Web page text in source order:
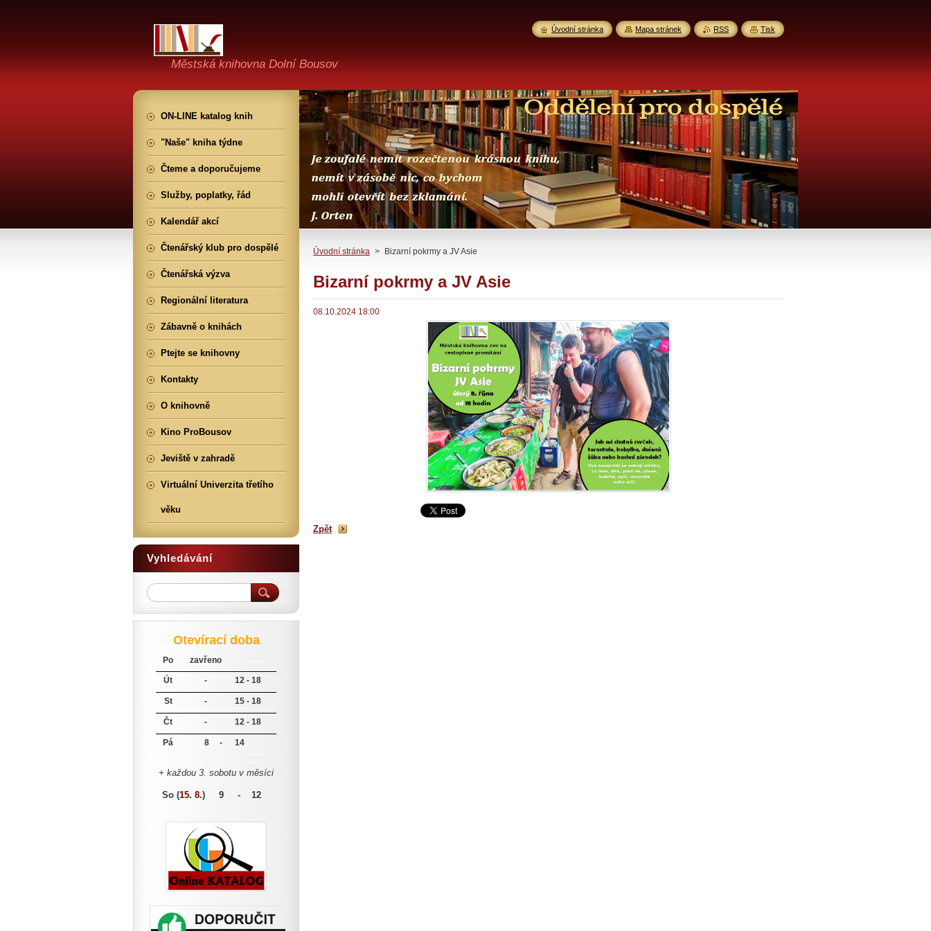
Městská knihovna Dolní Bousov
Úvodní stránka > Bizarní pokrmy a JV Asie
Bizarní pokrmy a JV Asie
08.10.2024 18:00
Zpět
ON-LINE katalog knih
"Naše" kniha týdne
Čteme a doporučujeme
Služby, poplatky, řád
Kalendář akcí
Čtenářský klub pro dospělé
Čtenářská výzva
Regionální literatura
Zábavně o knihách
Ptejte se knihovny
Kontakty
O knihovně
Kino ProBousov
Jeviště v zahradě
Virtuální Univerzita třetího
věku
Vyhledávání
Otevírací doba
Po zavřeno
Út - 12 - 18
St - 15 - 18
Čt - 12 - 18
Pá 8 - 14
+ každou 3. sobotu v měsíci
So (15. 8.) 9 - 12
Úvodní stránka Mapa stránek RSS Tisk